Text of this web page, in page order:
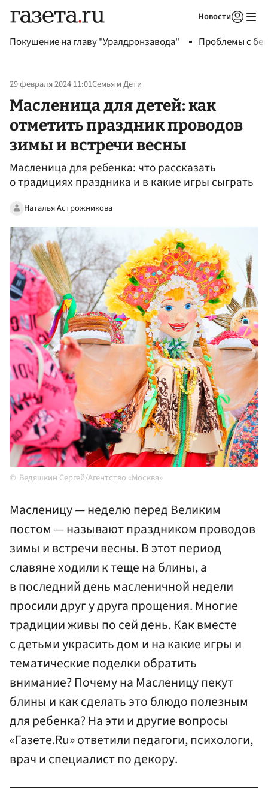
Новости
Покушение на главу "Уралдронзавода" Проблемы с
29 февраля 2024 11:01Семья и Дети
Масленица для детей: как
отметить праздник проводов
зимы и встречи весны
Масленица для ребенка: что рассказать
о традициях праздника и в какие игры сыграть
Наталья Астрожникова
Ведяшкин Сергей/Агентство «Москва»
Масленицу — неделю перед Великим
постом — называют праздником проводов
зимы и встречи весны. В этот период
славяне ходили к теще на блины, а
в последний день масленичной недели
просили друг у друга прощения. Многие
традиции живы по сей день. Как вместе
с детьми украсить дом и на какие игры и
тематические поделки обратить
внимание? Почему на Масленицу пекут
блины и как сделать это блюдо полезным
для ребенка? На эти и другие вопросы
«Газете.Ru» ответили педагоги, психологи,
врач и специалист по декору.